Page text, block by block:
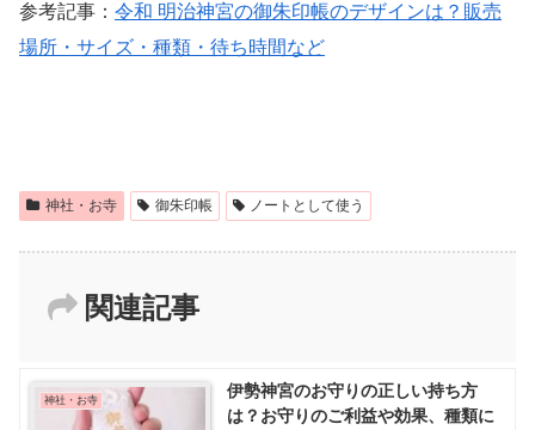
参考記事： 令和 明治神宮の御朱印帳のデザインは？販売
場所・サイズ・種類・待ち時間など
神社・お寺 御朱印帳 ノートとして使う
関連記事
神社・お寺
伊勢神宮のお守りの正しい持ち方
は？お守りのご利益や効果、種類に